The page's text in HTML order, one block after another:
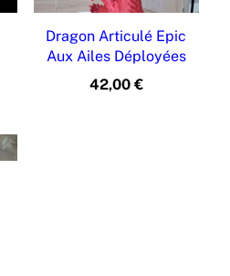
Dragon Articulé Epic
Aux Ailes Déployées
42,00 €